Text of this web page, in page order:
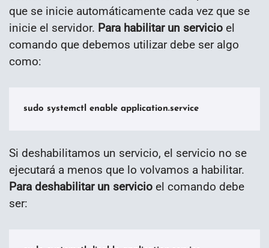
que se inicie automáticamente cada vez que se
inicie el servidor. Para habilitar un servicio el
comando que debemos utilizar debe ser algo
como:
sudo systemctl enable application.service
Si deshabilitamos un servicio, el servicio no se
ejecutará a menos que lo volvamos a habilitar.
Para deshabilitar un servicio el comando debe
ser: